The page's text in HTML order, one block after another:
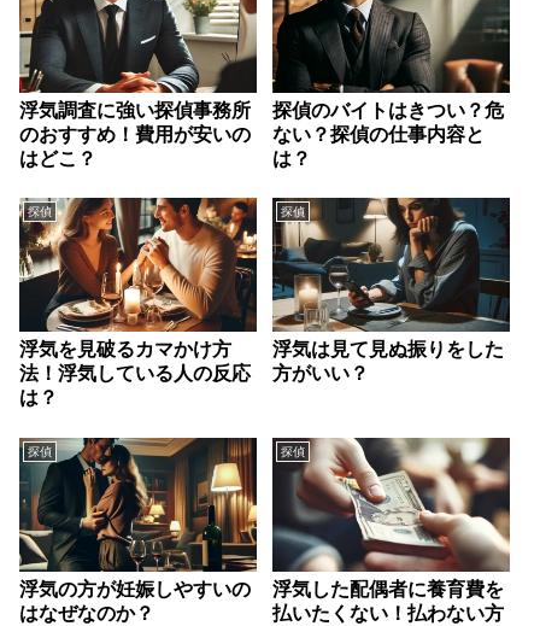
浮気調査に強い探偵事務所
のおすすめ！費用が安いの
はどこ？
探偵のバイトはきつい？危
ない？探偵の仕事内容と
は？
探偵
浮気を見破るカマかけ方
法！浮気している人の反応
は？
探偵
浮気は見て見ぬ振りをした
方がいい？
探偵
浮気の方が妊娠しやすいの
はなぜなのか？
探偵
浮気した配偶者に養育費を
払いたくない！払わない方